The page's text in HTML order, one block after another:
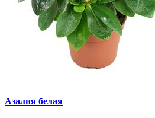
Азалия белая